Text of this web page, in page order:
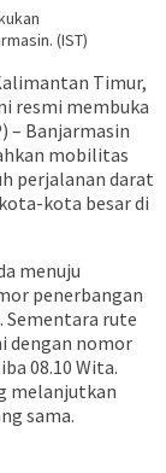
(IST)
Timur,
resmi membuka
– Banjarmasin
mobilitas
perjalanan darat
kota besar di
menuju
penerbangan
Sementara rute
dengan nomor
08.10 Wita.
melanjutkan
sama.